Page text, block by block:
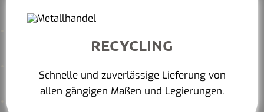
RECYCLING
Schnelle und zuverlässige Lieferung von
allen gängigen Maßen und Legierungen.